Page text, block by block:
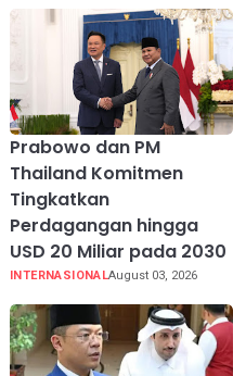
Prabowo dan PM
Thailand Komitmen
Tingkatkan
Perdagangan hingga
USD 20 Miliar pada 2030
INTERNASIONALAugust 03, 2026